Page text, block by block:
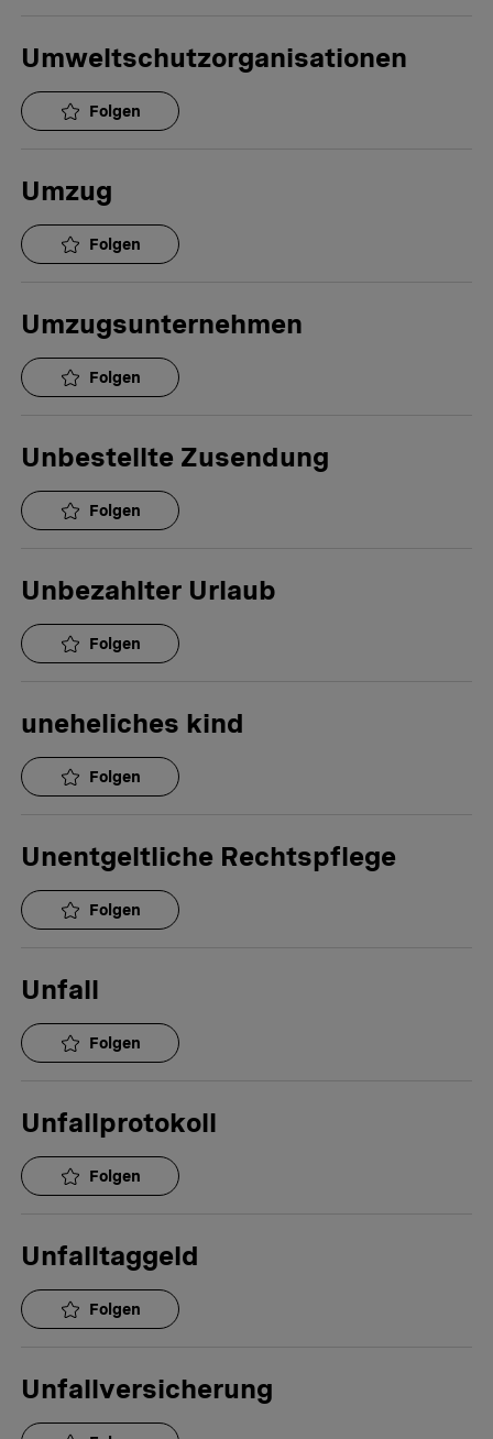
Umweltschutzorganisationen
Folgen
Umzug
Folgen
Umzugsunternehmen
Folgen
Unbestellte Zusendung
Folgen
Unbezahlter Urlaub
Folgen
uneheliches kind
Folgen
Unentgeltliche Rechtspflege
Folgen
Unfall
Folgen
Unfallprotokoll
Folgen
Unfalltaggeld
Folgen
Unfallversicherung